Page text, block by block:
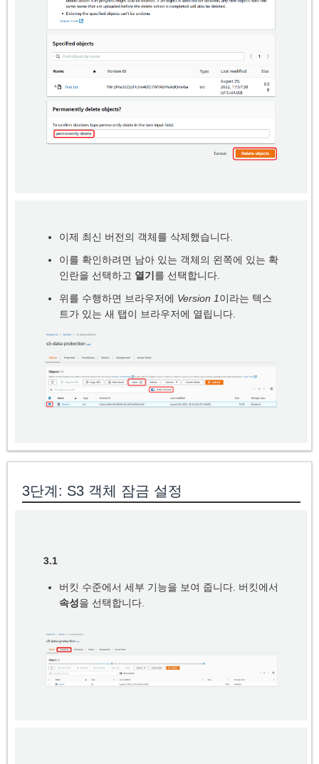
이제 최신 버전의 객체를 삭제했습니다.
이를 확인하려면 남아 있는 객체의 왼쪽에 있는 확
인란을 선택하고 열기 를 선택합니다.
위를 수행하면 브라우저에 Version 1이라는 텍스
트가 있는 새 탭이 브라우저에 열립니다.
3단계: S3 객체 잠금 설정
3.1
버킷 수준에서 세부 기능을 보여 줍니다. 버킷에서
속성을 선택합니다.